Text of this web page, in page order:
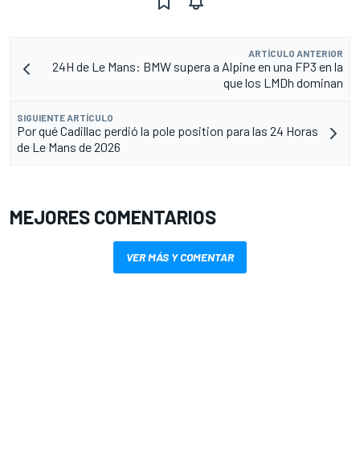
ARTÍCULO ANTERIOR
24H de Le Mans: BMW supera a Alpine en una FP3 en la
que los LMDh dominan
SIGUIENTE ARTÍCULO
Por qué Cadillac perdió la pole position para las 24 Horas
de Le Mans de 2026
MEJORES COMENTARIOS
VER MÁS Y COMENTAR